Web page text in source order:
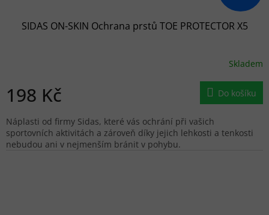
SIDAS ON-SKIN Ochrana prstů TOE PROTECTOR X5
Skladem
198 Kč Do košíku
Náplasti od firmy Sidas, které vás ochrání při vašich
sportovních aktivitách a zároveň díky jejich lehkosti a tenkosti
nebudou ani v nejmenším bránit v pohybu.